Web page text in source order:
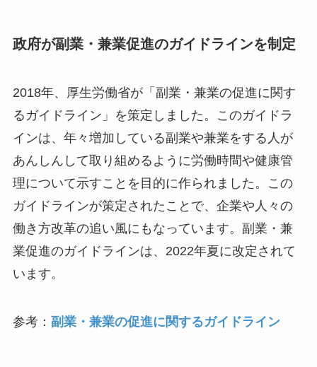
政府が副業・兼業促進のガイドラインを制定
2018年、厚生労働省が「副業・兼業の促進に関す
るガイドライン」を策定しました。このガイドラ
インは、年々増加している副業や兼業をする人が
あんしんして取り組めるように労働時間や健康管
理について示すことを目的に作られました。この
ガイドラインが策定されたことで、企業や人々の
働き方改革の追い風にもなっています。副業・兼
業促進のガイドラインは、2022年夏に改定されて
います。
参考： 副業・兼業の促進に関するガイドライン